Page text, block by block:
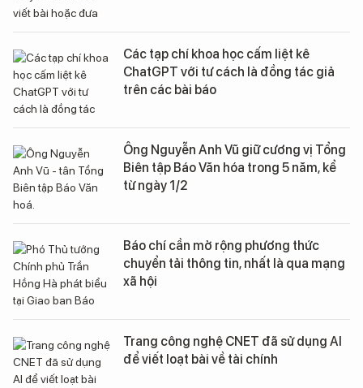
Các tạp chí khoa học cấm liệt kê
ChatGPT với tư cách là đồng tác giả
trên các bài báo
Ông Nguyễn Anh Vũ giữ cương vị Tổng
Biên tập Báo Văn hóa trong 5 năm, kể
từ ngày 1/2
Báo chí cần mở rộng phương thức
chuyển tải thông tin, nhất là qua mạng
xã hội
Trang công nghệ CNET đã sử dụng AI
để viết loạt bài về tài chính